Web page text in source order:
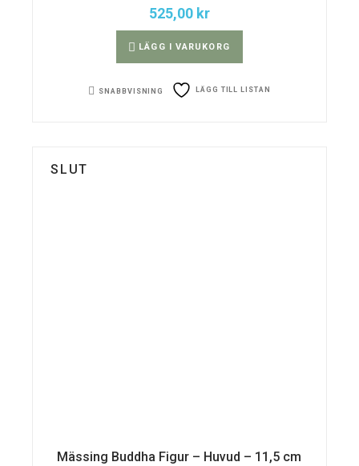
525,00 kr
LÄGG I VARUKORG
SNABBVISNING LÄGG TILL LISTAN
SLUT
Mässing Buddha Figur – Huvud – 11,5 cm